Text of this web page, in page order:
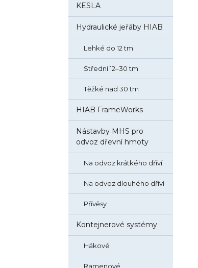
KESLA
Hydraulické jeřáby HIAB
Lehké do 12 tm
Střední 12–30 tm
Těžké nad 30 tm
HIAB FrameWorks
Nástavby MHS pro
odvoz dřevní hmoty
Na odvoz krátkého dříví
Na odvoz dlouhého dříví
Přívěsy
Kontejnerové systémy
Hákové
Ramenové